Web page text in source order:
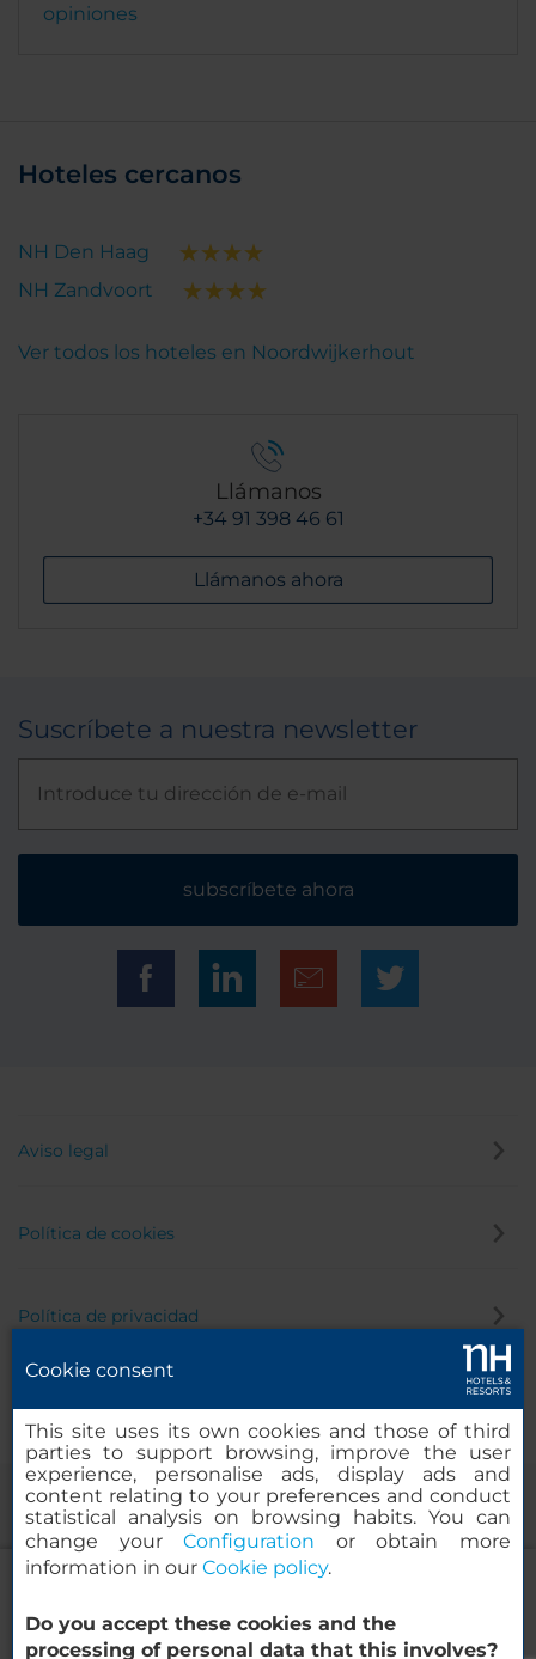
NH Noordwijk Conference Centre
Leeuwenhorst
opiniones
Hoteles cercanos
NH Den Haag
NH Zandvoort
Ver todos los hoteles en Noordwijkerhout
Llámanos
+34 91 398 46 61
Llámanos ahora
Suscríbete a nuestra newsletter
subscríbete ahora
Aviso legal
Política de cookies
Política de privacidad
© 2000-2026 MINOR HOTELS EUROPE & AMERICAS Santa Engracia,
Cookie consent
This site uses its own cookies and those of third
parties to support browsing, improve the user
experience, personalise ads, display ads and
content relating to your preferences and conduct
statistical analysis on browsing habits. You can
change yourConfiguration or obtain more
information in our Cookie policy.
Do you accept these cookies and the
processing of personal data that this involves?